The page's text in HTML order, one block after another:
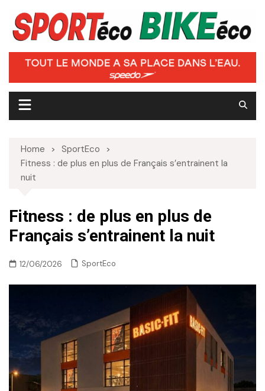
content
Home
SportEco
Fitness : de plus en plus de Français s’entrainent la
nuit
Fitness : de plus en plus de
Français s’entrainent la nuit
12/06/2026 SportEco